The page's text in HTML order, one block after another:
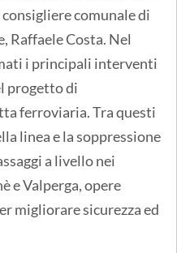
comunale di
Raffaele Costa. Nel
i principali interventi
progetto di
ferroviaria. Tra questi
linea e la soppressione
a livello nei
e Valperga, opere
migliorare sicurezza ed